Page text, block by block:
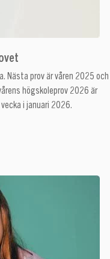
Nästa prov är våren 2025 och
högskoleprov 2026 är
i januari 2026.